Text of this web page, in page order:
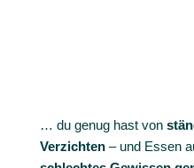
… du genug hast von
Verzichten– und Essen